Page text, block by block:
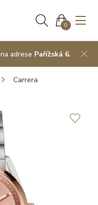
0
na adrese Pařížská 6.
Carrera